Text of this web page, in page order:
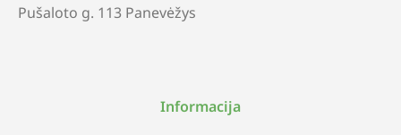
Pušaloto g. 113 Panevėžys
Informacija